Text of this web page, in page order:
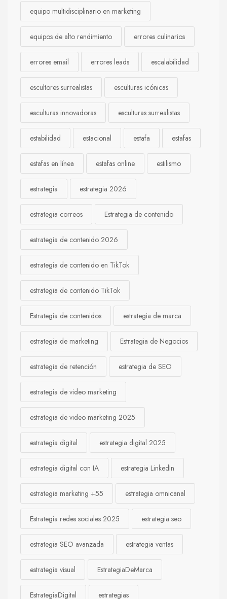
equipo multidisciplinario en marketing
equipos de alto rendimiento errores culinarios
errores email errores leads escalabilidad
escultores surrealistas esculturas icónicas
esculturas innovadoras esculturas surrealistas
estabilidad estacional estafa estafas
estafas en línea estafas online estilismo
estrategia estrategia 2026
estrategia correos Estrategia de contenido
estrategia de contenido 2026
estrategia de contenido en TikTok
estrategia de contenido TikTok
Estrategia de contenidos estrategia de marca
estrategia de marketing Estrategia de Negocios
estrategia de retención estrategia de SEO
estrategia de video marketing
estrategia de video marketing 2025
estrategia digital estrategia digital 2025
estrategia digital con IA estrategia LinkedIn
estrategia marketing +55 estrategia omnicanal
Estrategia redes sociales 2025 estrategia seo
estrategia SEO avanzada estrategia ventas
estrategia visual EstrategiaDeMarca
EstrategiaDigital estrategias